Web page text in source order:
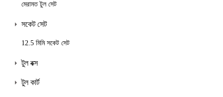
মেরামত টুল সেট
সকেট সেট
12.5 মিমি সকেট সেট
টুল বক্স
টুল কার্ট